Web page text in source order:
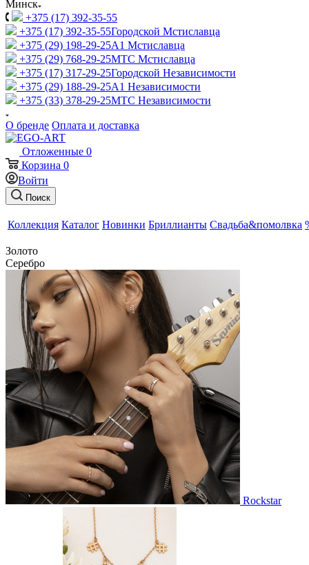
Минск
+375 (17) 392-35-55
+375 (17) 392-35-55Городской Мстиславца
+375 (29) 198-29-25A1 Мстиславца
+375 (29) 768-29-25МТС Мстиславца
+375 (17) 317-29-25Городской Независимости
+375 (29) 188-29-25A1 Независимости
+375 (33) 378-29-25МТС Независимости
О бренде Оплата и доставка
Отложенные 0
Корзина 0
Войти
Поиск
Коллекция Каталог Новинки Бриллианты Свадьба&помолвка
Золото
Серебро
Rockstar